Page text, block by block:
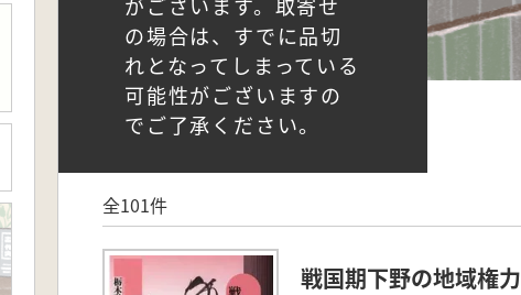
の場合は、すでに品切
れとなってしまっている
可能性がございますの
でご了承ください。
全101件
戦国期下野の地域権力